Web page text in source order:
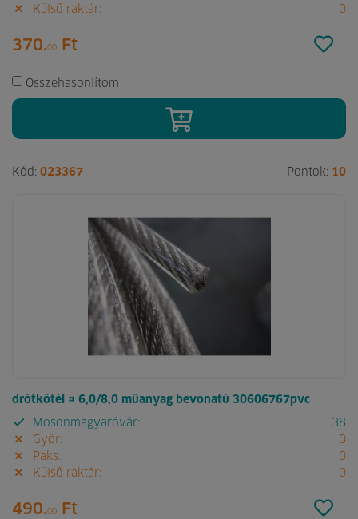
Külső raktár:
0
370.00 Ft
Összehasonlítom
Kód: 023367 Pontok: 10
drótkötél ¤ 6,0/8,0 műanyag bevonatú 30606767pvc
Mosonmagyaróvár:
38
Győr:
0
Paks:
0
Külső raktár:
0
490.00 Ft